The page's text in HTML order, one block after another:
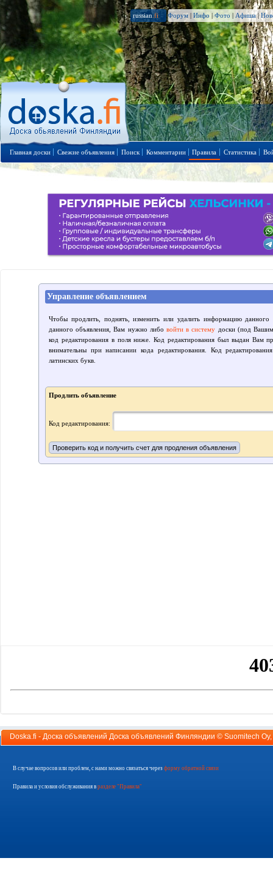
russian.fi Форум | Инфо | Фото | Афиша|
Главная доски Свежие объявления Поиск Комментарии Правила Статистика
Управление объявлением
Чтобы продлить, поднять, изменить или удалить информацию
данного объявления, Вам нужно либо войти в систему доски (под
код редактирования в поля ниже. Код редактирования был выдан Вам
внимательны при написании кода редактирования. Код
латинских букв.
Продлить объявление
Код редактирования:
Doska.fi - Доска объявлений Доска объявлений Финляндии © Suomitech Oy
В случае вопросов или проблем, с нами можно связаться через форму обратной связи
Правила и условия обслуживания в разделе "Правила"